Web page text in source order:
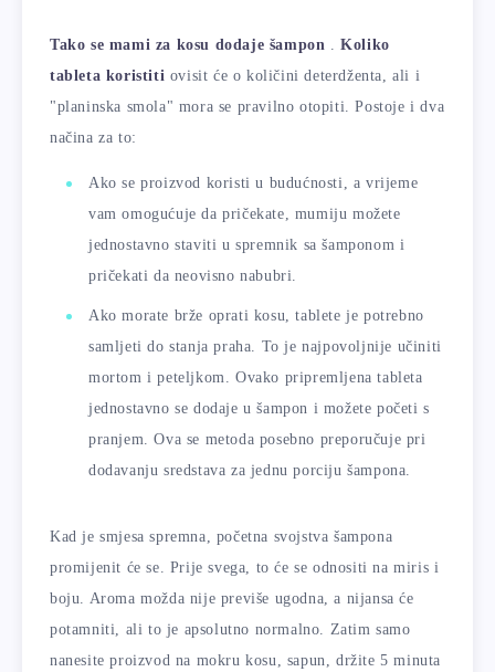
Tako se mami za kosu dodaje šampon .Koliko
tableta koristiti ovisit će o količini deterdženta, ali i
"planinska smola" mora se pravilno otopiti. Postoje i dva
načina za to:
Ako se proizvod koristi u budućnosti, a vrijeme
vam omogućuje da pričekate, mumiju možete
jednostavno staviti u spremnik sa šamponom i
pričekati da neovisno nabubri.
Ako morate brže oprati kosu, tablete je potrebno
samljeti do stanja praha. To je najpovoljnije učiniti
mortom i peteljkom. Ovako pripremljena tableta
jednostavno se dodaje u šampon i možete početi s
pranjem. Ova se metoda posebno preporučuje pri
dodavanju sredstava za jednu porciju šampona.
Kad je smjesa spremna, početna svojstva šampona
promijenit će se. Prije svega, to će se odnositi na miris i
boju. Aroma možda nije previše ugodna, a nijansa će
potamniti, ali to je apsolutno normalno. Zatim samo
nanesite proizvod na mokru kosu, sapun, držite 5 minuta